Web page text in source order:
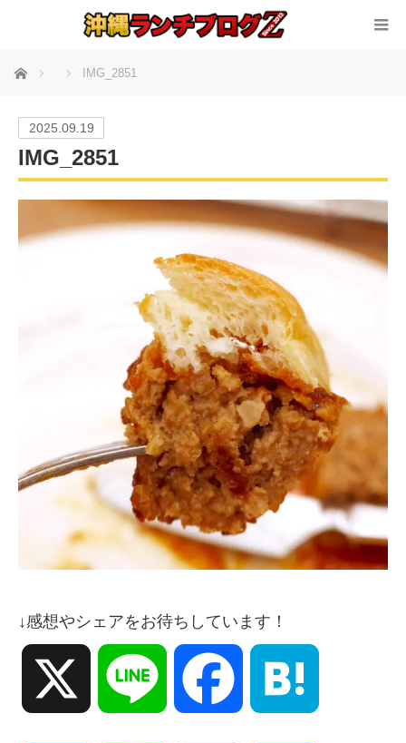
ホーム IMG_2851
2025.09.19
IMG_2851
↓感想やシェアをお待ちしています！
Line Facebook